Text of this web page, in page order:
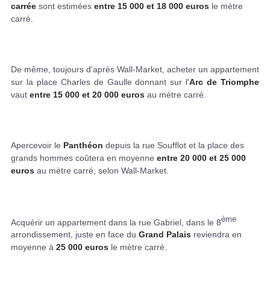
carrée sont estimées entre 15 000 et 18 000 euros le mètre
carré.
De même, toujours d'après Wall-Market, acheter un appartement
sur la place Charles de Gaulle donnant sur l'Arc de Triomphe
vaut entre 15 000 et 20 000 euros au mètre carré.
Apercevoir le Panthéon depuis la rue Soufflot et la place des
grands hommes coûtera en moyenne entre 20 000 et 25 000
euros au mètre carré, selon Wall-Market.
Acquérir un appartement dans la rue Gabriel, dans le 8ème
arrondissement, juste en face du Grand Palais reviendra en
moyenne à 25 000 euros le mètre carré.